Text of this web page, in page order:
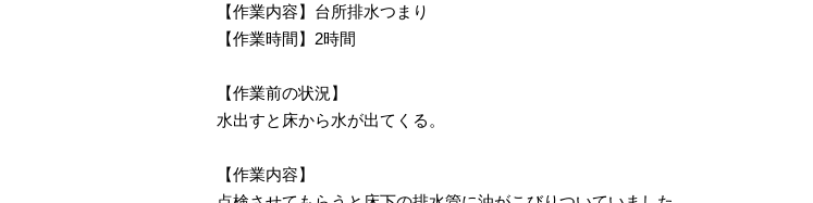
【作業内容】台所排水つまり
【作業時間】2時間
【作業前の状況】
水出すと床から水が出てくる。
【作業内容】